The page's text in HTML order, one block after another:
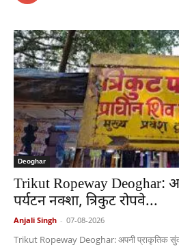
Deoghar
Trikut Ropeway Deoghar:
पर्यटन नक्शा, त्रिकुट रोपवे...
Anjali Singh - 07-08-2026
Trikut Ropeway Deoghar: अपनी प्राकृतिक